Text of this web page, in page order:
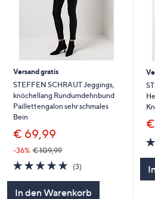
Versand gratis
STEFFEN SCHRAUT Jeggings,
knöchellang Rundumdehnbund
Paillettengalon sehr schmales
Bein
€ 69,99
-36% € 109,99
5.0
von
(3)
In den Warenkorb